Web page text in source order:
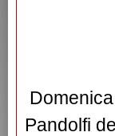
Pandolfi